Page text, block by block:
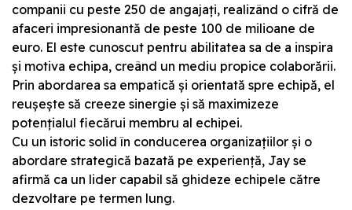
companii cu peste 250 de angajați, realizând o cifră de
afaceri impresionantă de peste 100 de milioane de
euro. El este cunoscut pentru abilitatea sa de a inspira
și motiva echipa, creând un mediu propice colaborării.
Prin abordarea sa empatică și orientată spre echipă, el
reușește să creeze sinergie și să maximizeze
potențialul fiecărui membru al echipei.
Cu un istoric solid în conducerea organizațiilor și o
abordare strategică bazată pe experiență, Jay se
afirmă ca un lider capabil să ghideze echipele către
dezvoltare pe termen lung.